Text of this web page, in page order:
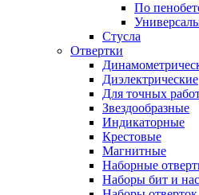
По
Стусла
Отвертки
Диэлектрические
Для точных
Звездообразные
Индикаторные
Крестовые
Магнитные
Наборные
Наборы бит и